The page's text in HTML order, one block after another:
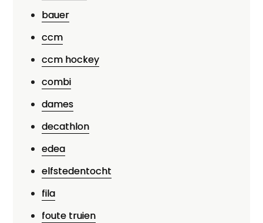
bauer
ccm
ccm hockey
combi
dames
decathlon
edea
elfstedentocht
fila
foute truien